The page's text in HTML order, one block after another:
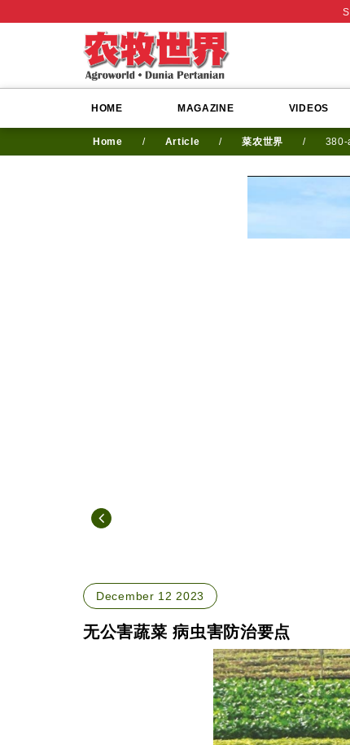
HOME MAGAZINE VIDEOS
Home / Article / 菜农世界 /
December 12 2023
无公害蔬菜 病虫害防治要点